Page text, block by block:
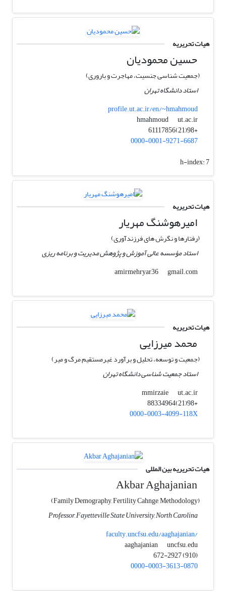
هیات تحریریه
حسین محمودیان
(جمعیت شناسی جنسیت، مهاجرت و باروری)
استاد دانشگاه تهران
profile.ut.ac.ir/en/~hmahmoud
hmahmoud
ut.ac.ir
+98(21)61117856
0000-0001-9271-6687
h-index:7
هیات تحریریه
امیرهوشنگ مهریار
(رفتارها و نگرش های فرزندآوری)
استاد مؤسسه عالی آموزش و پژوهش مدیریت و برنامه ریزی
amirmehryar36
gmail.com
هیات تحریریه
محمد میرزایی
(جمعیت و توسعه، تحلیل و برآورد غیرمستقیم مرگ و میر)
استاد جمعیت شناسی دانشگاه تهران
mmirzaie
ut.ac.ir
+98(21)88334964
0000-0003-4099-118X
هیات تحریریه بین المللی
Akbar Aghajanian
(Family Demography, Fertility Cahnge, Methodology)
Professor, Fayetteville State University, North Carolina
faculty.uncfsu.edu/aaghajanian/
aaghajanian
uncfsu.edu
(910) 672-2927
0000-0003-3613-0870